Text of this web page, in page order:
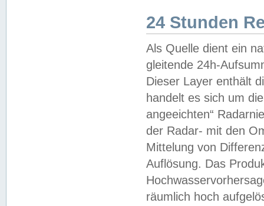
24 Stunden
Als Quelle dient ein
gleitende 24h-
Dieser Layer enthält
handelt es sich um
angeeichten“
der Radar- mit den
Mittelung von
Auflösung. Das
räumlich hoch